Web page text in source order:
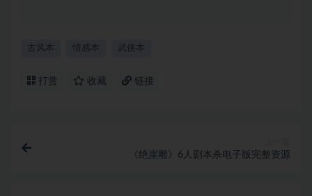
古风本 情感本 武侠本
打赏 收藏 链接
《绝崖雕》6人剧本杀电子版完整资源